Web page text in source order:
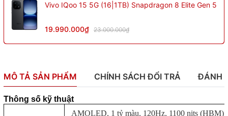
Vivo IQoo 15 5G (16|1TB) Snapdragon 8 Elite Gen 5
19.990.000₫ 23.000.000₫
MÔ TẢ SẢN PHẨM CHÍNH SÁCH ĐỔI TRẢ ĐÁNH
Thông số kỹ thuật
AMOLED, 1 tỷ màu, 120Hz, 1100 nits (HBM),